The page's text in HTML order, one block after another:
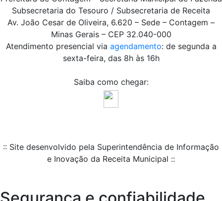
Subsecretaria do Tesouro / Subsecretaria de Receita
Av. João Cesar de Oliveira, 6.620 – Sede – Contagem –
Minas Gerais – CEP 32.040-000
Atendimento presencial via agendamento: de segunda a
sexta-feira, das 8h às 16h
Saiba como chegar:
:: Site desenvolvido pela Superintendência de Informação
e Inovação da Receita Municipal ::